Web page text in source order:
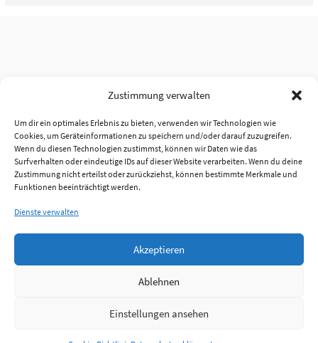
Zustimmung verwalten
Um dir ein optimales Erlebnis zu bieten, verwenden wir Technologien wie
Cookies, um Geräteinformationen zu speichern und/oder darauf zuzugreifen.
Wenn du diesen Technologien zustimmst, können wir Daten wie das
Surfverhalten oder eindeutige IDs auf dieser Website verarbeiten. Wenn du deine
Zustimmung nicht erteilst oder zurückziehst, können bestimmte Merkmale und
Funktionen beeinträchtigt werden.
Dienste verwalten
Akzeptieren
Ablehnen
Einstellungen ansehen
Anmelden